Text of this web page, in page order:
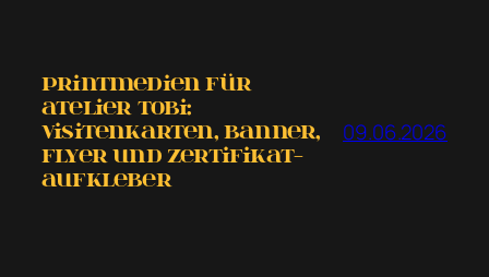
Printmedien für
Atelier tobi:
Visitenkarten, Banner,
Flyer und Zertifikat-
Aufkleber
09.06.2026